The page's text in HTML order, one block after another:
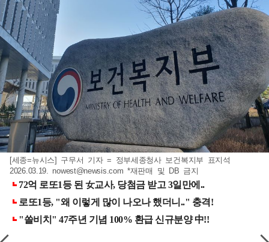
[세종=뉴시스] 구무서 기자 = 정부세종청사 보건복지부 표지석
2026.03.19. nowest@newsis.com *재판매 및 DB 금지